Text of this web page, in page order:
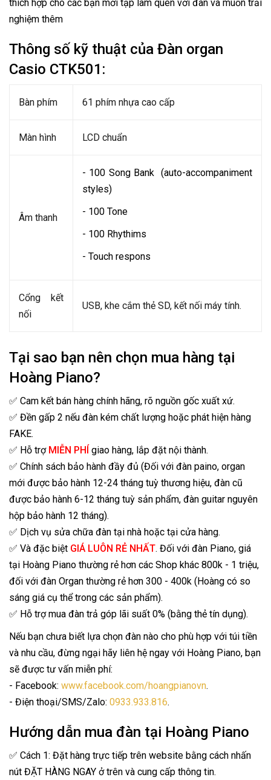
thích hợp cho các bạn mới tập làm quen với đàn và muốn trải
nghiệm thêm
Thông số kỹ thuật của Đàn organ
Casio CTK501:
Bàn phím 61 phím nhựa cao cấp
Màn hình LCD chuẩn
Âm thanh
- 100 Song Bank (auto-accompaniment
styles)
- 100 Tone
- 100 Rhythims
- Touch respons
Cổng kết
nối
USB, khe cắm thẻ SD, kết nối máy tính.
Tại sao bạn nên chọn mua hàng tại
Hoàng Piano?
✅ Cam kết bán hàng chính hãng, rõ nguồn gốc xuất xứ.
✅ Đền gấp 2 nếu đàn kém chất lượng hoặc phát hiện hàng
FAKE.
✅ Hỗ trợ MIỄN PHÍ giao hàng, lắp đặt nội thành.
✅ Chính sách bảo hành đầy đủ (Đối với đàn paino, organ
mới được bảo hành 12-24 tháng tuỳ thương hiệu, đàn cũ
được bảo hành 6-12 tháng tuỳ sản phẩm, đàn guitar nguyên
hộp bảo hành 12 tháng).
✅ Dịch vụ sửa chữa đàn tại nhà hoặc tại cửa hàng.
✅ Và đặc biệt GIÁ LUÔN RẺ NHẤT. Đối với đàn Piano, giá
tại Hoàng Piano thường rẻ hơn các Shop khác 800k - 1 triệu,
đối với đàn Organ thường rẻ hơn 300 - 400k (Hoàng có so
sáng giá cụ thể trong các sản phẩm).
✅ Hỗ trợ mua đàn trả góp lãi suất 0% (bằng thẻ tín dụng).
Nếu bạn chưa biết lựa chọn đàn nào cho phù hợp với túi tiền
và nhu cầu, đừng ngại hãy liên hệ ngay với Hoàng Piano, bạn
sẽ được tư vấn miễn phí:
- Facebook: www.facebook.com/hoangpianovn.
- Điện thoại/SMS/Zalo: 0933.933.816.
Hướng dẫn mua đàn tại Hoàng Piano
✅ Cách 1: Đặt hàng trực tiếp trên website bằng cách nhấn
nút ĐẶT HÀNG NGAY ở trên và cung cấp thông tin.